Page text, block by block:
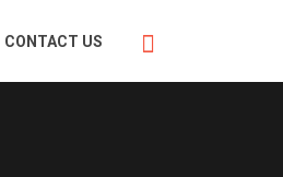
CONTACT US